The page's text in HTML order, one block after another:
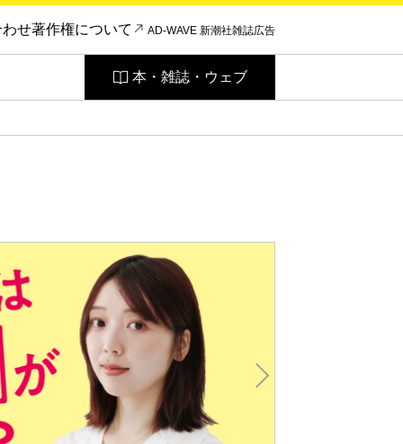
わせ著作権について AD-WAVE 新潮社雑誌広告
本・雑誌・ウェブ